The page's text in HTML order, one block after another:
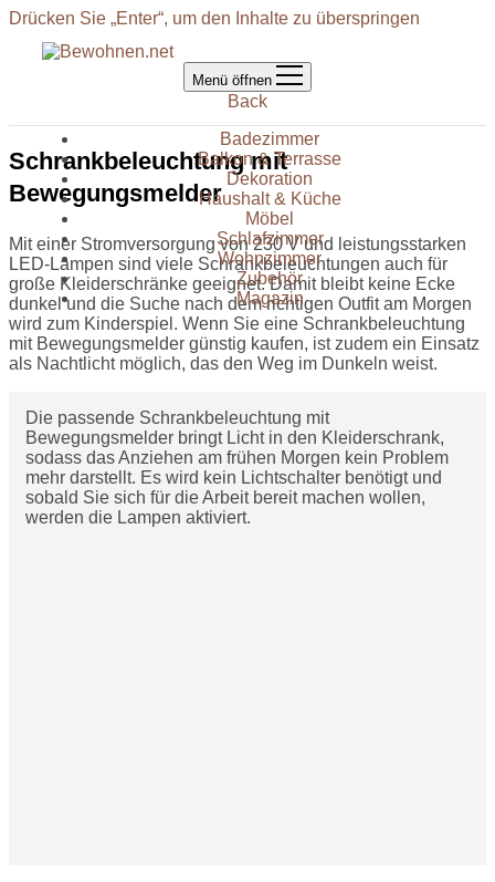
Drücken Sie „Enter“, um den Inhalte zu überspringen
Menü öffnen
Back
Badezimmer
Balkon & Terrasse
Dekoration
Haushalt & Küche
Möbel
Schlafzimmer
Wohnzimmer
Zubehör
Magazin
Schrankbeleuchtung mit
Bewegungsmelder
Mit einer Stromversorgung von 230 V und leistungsstarken
LED-Lampen sind viele Schrankbeleuchtungen auch für
große Kleiderschränke geeignet. Damit bleibt keine Ecke
dunkel und die Suche nach dem richtigen Outfit am Morgen
wird zum Kinderspiel. Wenn Sie eine Schrankbeleuchtung
mit Bewegungsmelder günstig kaufen, ist zudem ein Einsatz
als Nachtlicht möglich, das den Weg im Dunkeln weist.
Die passende Schrankbeleuchtung mit
Bewegungsmelder bringt Licht in den Kleiderschrank,
sodass das Anziehen am frühen Morgen kein Problem
mehr darstellt. Es wird kein Lichtschalter benötigt und
sobald Sie sich für die Arbeit bereit machen wollen,
werden die Lampen aktiviert.